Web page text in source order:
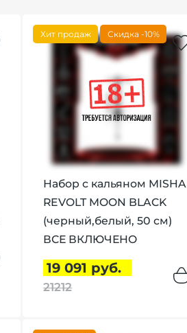
Хит продаж Скидка -10%
Набор с кальяном MISHA
REVOLT MOON BLACK
(черный,белый, 50 см)
ВСЕ ВКЛЮЧЕНО
19 091 руб.
21212